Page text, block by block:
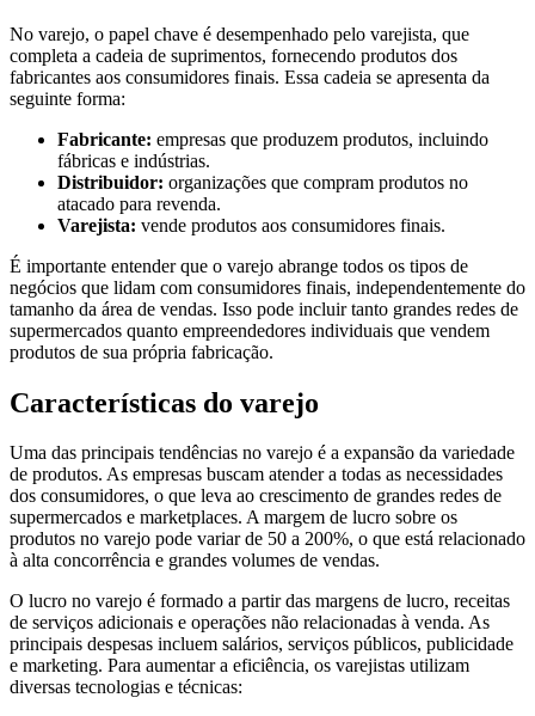
No varejo, o papel chave é desempenhado pelo varejista, que
completa a cadeia de suprimentos, fornecendo produtos dos
fabricantes aos consumidores finais. Essa cadeia se apresenta da
seguinte forma:
Fabricante: empresas que produzem produtos, incluindo
fábricas e indústrias.
Distribuidor: organizações que compram produtos no
atacado para revenda.
Varejista: vende produtos aos consumidores finais.
É importante entender que o varejo abrange todos os tipos de
negócios que lidam com consumidores finais, independentemente do
tamanho da área de vendas. Isso pode incluir tanto grandes redes de
supermercados quanto empreendedores individuais que vendem
produtos de sua própria fabricação.
Características do varejo
Uma das principais tendências no varejo é a expansão da variedade
de produtos. As empresas buscam atender a todas as necessidades
dos consumidores, o que leva ao crescimento de grandes redes de
supermercados e marketplaces. A margem de lucro sobre os
produtos no varejo pode variar de 50 a 200%, o que está relacionado
à alta concorrência e grandes volumes de vendas.
O lucro no varejo é formado a partir das margens de lucro, receitas
de serviços adicionais e operações não relacionadas à venda. As
principais despesas incluem salários, serviços públicos, publicidade
e marketing. Para aumentar a eficiência, os varejistas utilizam
diversas tecnologias e técnicas: